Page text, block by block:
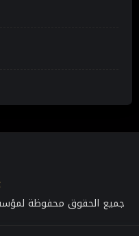
جميع الحقوق محفوظة لمؤسسة